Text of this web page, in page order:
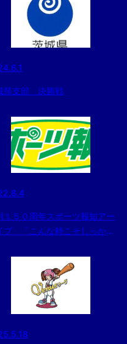
県支部 決勝戦
１５０周年スポーツ報知アー
ブ 「こんな時こそしっかり